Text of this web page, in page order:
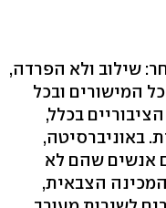
שילוב ולא הפרדה,
המישורים ובכל
בכלל,
באוניברסיטה,
אנשים שהם לא
הצבאית,